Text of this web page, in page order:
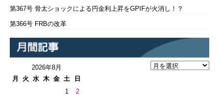
第367号 骨太ショックによる円金利上昇をGPIFが火消し！？
第366号 FRBの改革
2026年8月
月
火 水 木 金 土 日
1
2